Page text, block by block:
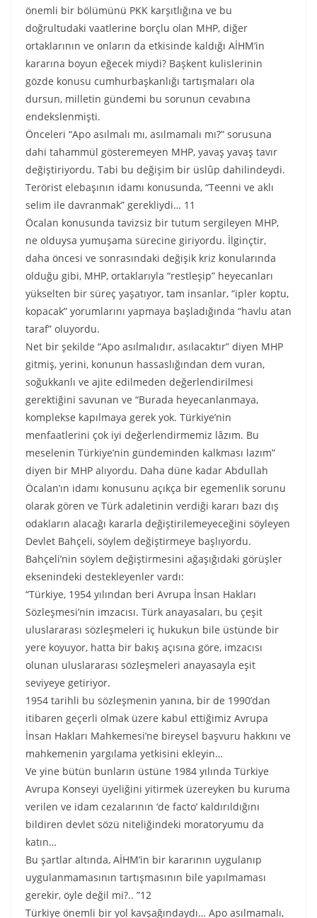
önemli bir bölümünü PKK karşıtlığına ve bu
doğrultudaki vaatlerine borçlu olan MHP, diğer
ortaklarının ve onların da etkisinde kaldığı AİHM’in
kararına boyun eğecek miydi? Başkent kulislerinin
gözde konusu cumhurbaşkanlığı tartışmaları ola
dursun, milletin gündemi bu sorunun cevabına
endekslenmişti.
Önceleri “Apo asılmalı mı, asılmamalı mı?” sorusuna
dahi tahammül gösteremeyen MHP, yavaş yavaş tavır
değiştiriyordu. Tabi bu değişim bir üslûp dahilindeydi.
Terörist elebaşının idamı konusunda, “Teenni ve aklı
selim ile davranmak” gerekliydi… 11
Öcalan konusunda tavizsiz bir tutum sergileyen MHP,
ne olduysa yumuşama sürecine giriyordu. İlginçtir,
daha öncesi ve sonrasındaki değişik kriz konularında
olduğu gibi, MHP, ortaklarıyla “restleşip” heyecanları
yükselten bir süreç yaşatıyor, tam insanlar, “ipler koptu,
kopacak” yorumlarını yapmaya başladığında “havlu atan
taraf” oluyordu.
Net bir şekilde “Apo asılmalıdır, asılacaktır” diyen MHP
gitmiş, yerini, konunun hassaslığından dem vuran,
soğukkanlı ve ajite edilmeden değerlendirilmesi
gerektiğini savunan ve “Burada heyecanlanmaya,
komplekse kapılmaya gerek yok. Türkiye’nin
menfaatlerini çok iyi değerlendirmemiz lâzım. Bu
meselenin Türkiye’nin gündeminden kalkması lazım”
diyen bir MHP alıyordu. Daha düne kadar Abdullah
Öcalan’ın idamı konusunu açıkça bir egemenlik sorunu
olarak gören ve Türk adaletinin verdiği kararı bazı dış
odakların alacağı kararla değiştirilemeyeceğini söyleyen
Devlet Bahçeli, söylem değiştirmeye başlıyordu.
Bahçeli’nin söylem değiştirmesini ağaşığıdaki görüşler
eksenindeki destekleyenler vardı:
“Türkiye, 1954 yılından beri Avrupa İnsan Hakları
Sözleşmesi’nin imzacısı. Türk anayasaları, bu çeşit
uluslararası sözleşmeleri iç hukukun bile üstünde bir
yere koyuyor, hatta bir bakış açısına göre, imzacısı
olunan uluslararası sözleşmeleri anayasayla eşit
seviyeye getiriyor.
1954 tarihli bu sözleşmenin yanına, bir de 1990’dan
itibaren geçerli olmak üzere kabul ettiğimiz Avrupa
İnsan Hakları Mahkemesi’ne bireysel başvuru hakkını ve
mahkemenin yargılama yetkisini ekleyin…
Ve yine bütün bunların üstüne 1984 yılında Türkiye
Avrupa Konseyi üyeliğini yitirmek üzereyken bu kuruma
verilen ve idam cezalarının ‘de facto’ kaldırıldığını
bildiren devlet sözü niteliğindeki moratoryumu da
katın…
Bu şartlar altında, AİHM’in bir kararının uygulanıp
uygulanmamasının tartışmasının bile yapılmaması
gerekir, öyle değil mi?.. ”12
Türkiye önemli bir yol kavşağındaydı… Apo asılmamalı,